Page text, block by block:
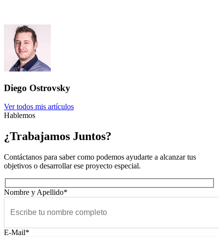
Diego Ostrovsky
Ver todos mis artículos
Hablemos
¿Trabajamos Juntos?
Contáctanos para saber como podemos ayudarte a alcanzar tus
objetivos o desarrollar ese proyecto especial.
Nombre y Apellido*
E-Mail*